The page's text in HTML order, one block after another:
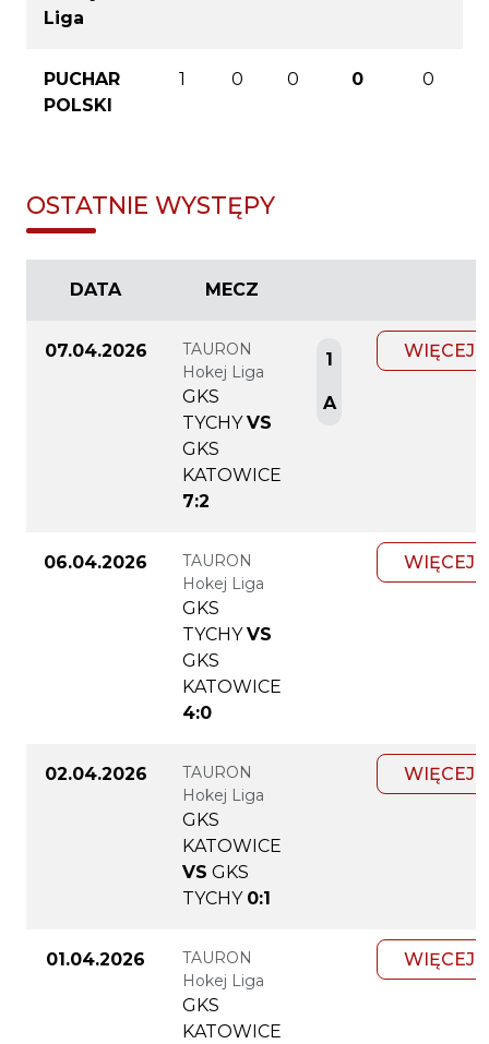
Liga
PUCHAR
POLSKI
1 0 0 0 0
OSTATNIE WYSTĘPY
DATA MECZ
07.04.2026
TAURON
Hokej Liga
GKS
TYCHY VS
GKS
KATOWICE
7:2
1
A
WIĘCEJ
06.04.2026
TAURON
Hokej Liga
GKS
TYCHY VS
GKS
KATOWICE
4:0
WIĘCEJ
02.04.2026
TAURON
Hokej Liga
GKS
KATOWICE
VS GKS
TYCHY 0:1
WIĘCEJ
01.04.2026
TAURON
Hokej Liga
GKS
KATOWICE
WIĘCEJ